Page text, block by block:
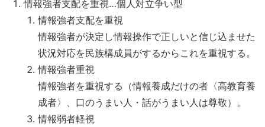
情報強者支配を重視…個人対立争い型
情報強者支配を重視
情報強者が決定し情報操作で正しいと信じ込ませた
状況対応を民族構成員がするからこれを重視する。
情報強者重視
情報強者を重視する（情報養成だけの者〈高教育養
成者〉、口のうまい人・話がうまい人は尊敬）。
情報弱者軽視